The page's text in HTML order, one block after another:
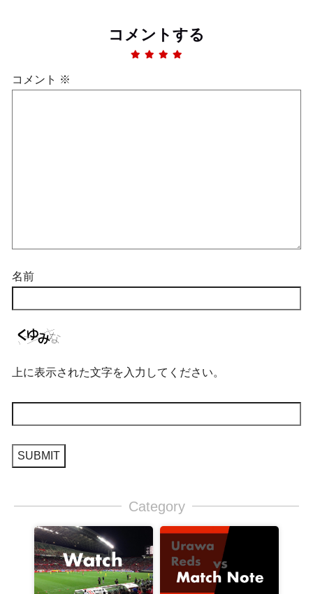
コメントする
コメント ※
名前
上に表示された文字を入力してください。
Category